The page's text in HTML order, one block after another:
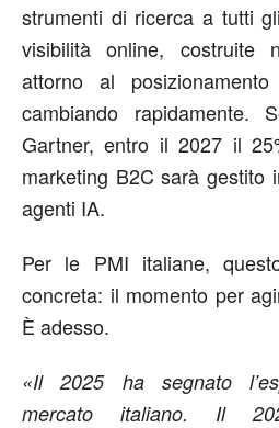
strumenti di ricerca a tutti
visibilità online, costruite
attorno al
cambiando rapidamente.
Gartner, entro il 2027 il
marketing B2C sarà gestito
agenti IA.
Per le PMI italiane,
concreta: il momento per
È adesso.
«Il 2025 ha segnato
mercato italiano. Il